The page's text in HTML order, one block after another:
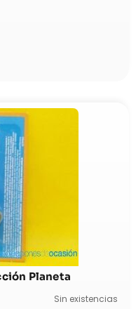
Planeta
Sin existencias